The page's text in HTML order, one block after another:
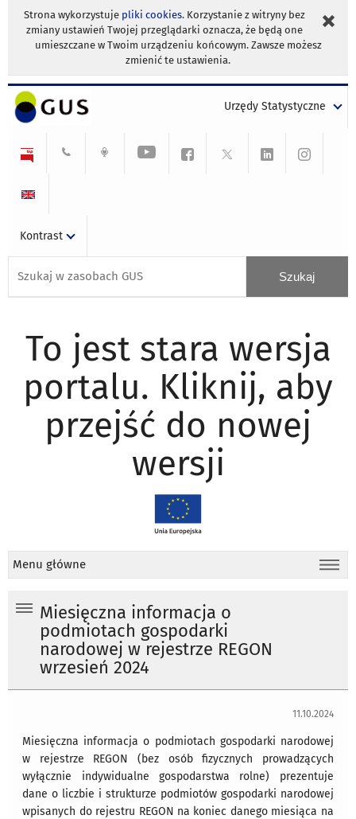
Strona wykorzystuje pliki cookies. Korzystanie z witryny bez
zmiany ustawień Twojej przeglądarki oznacza, że będą one
umieszczane w Twoim urządzeniu końcowym. Zawsze możesz
zmienić te ustawienia.
Urzędy Statystyczne
Kontrast
To jest stara wersja
portalu. Kliknij, aby
przejść do nowej
wersji
Menu główne
Miesięczna informacja o
podmiotach gospodarki
narodowej w rejestrze REGON
wrzesień 2024
11.10.2024
Miesięczna informacja o podmiotach gospodarki narodowej
w rejestrze REGON (bez osób fizycznych prowadzących
wyłącznie indywidualne gospodarstwa rolne) prezentuje
dane o liczbie i strukturze podmiotów gospodarki narodowej
wpisanych do rejestru REGON na koniec danego miesiąca na